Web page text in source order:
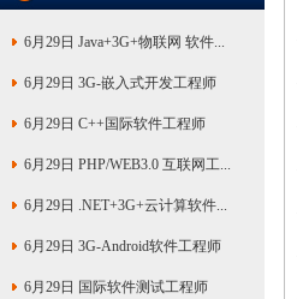
6月29日 Java+3G+物联网 软件...
6月29日 3G-嵌入式开发工程师
6月29日 C++国际软件工程师
6月29日 PHP/WEB3.0 互联网工...
6月29日 .NET+3G+云计算软件...
6月29日 3G-Android软件工程师
6月29日 国际软件测试工程师